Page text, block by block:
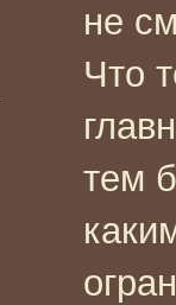
не
Что
тем